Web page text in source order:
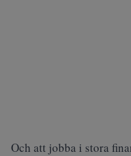
Och att jobba i stora